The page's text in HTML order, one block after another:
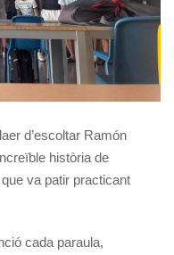
d’escoltar Ramón
història de
va patir practicant
cada paraula,